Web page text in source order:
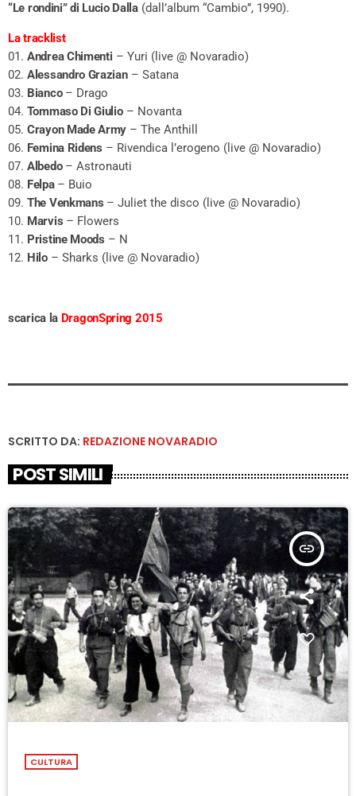
“Le rondini” di Lucio Dalla(dall’album “Cambio”, 1990).
La tracklist
01. Andrea Chimenti – Yuri (live @ Novaradio)
02. Alessandro Grazian– Satana
03. Bianco– Drago
04. Tommaso Di Giulio– Novanta
05. Crayon Made Army – The Anthill
06. Femina Ridens – Rivendica l’erogeno (live @ Novaradio)
07. Albedo – Astronauti
08. Felpa – Buio
09. The Venkmans – Juliet the disco (live @ Novaradio)
10. Marvis – Flowers
11. Pristine Moods – N
12. Hilo– Sharks (live @ Novaradio)
scarica la DragonSpring 2015
SCRITTO DA: REDAZIONE NOVARADIO
POST SIMILI
insert_link
CULTURA